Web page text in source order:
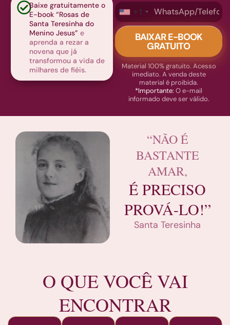
+1
BAIXAR E-BOOK
GRATUITO
Material 100% gratuito. Acesso
imediato. A venda deste
material é proibida.
*Importante: O e-mail
informado deve ser válido.
Baixe gratuitamente o
E-book “Rosas de
Santa Teresinha do
Menino Jesus”e
aprenda a rezar a
novena que já
transformou a vida de
milhares de fiéis.
“NÃO É
BASTANTE
AMAR,
É PRECISO
PROVÁ-LO!”
Santa Teresinha
O QUE VOCÊ VAI
ENCONTRAR